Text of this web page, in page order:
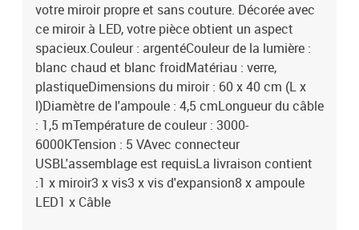
votre miroir propre et sans couture. Décorée avec
ce miroir à LED, votre pièce obtient un aspect
spacieux.Couleur : argentéCouleur de la lumière :
blanc chaud et blanc froidMatériau : verre,
plastiqueDimensions du miroir : 60 x 40 cm (L x
l)Diamètre de l'ampoule : 4,5 cmLongueur du câble
: 1,5 mTempérature de couleur : 3000-
6000KTension : 5 VAvec connecteur
USBL'assemblage est requisLa livraison contient
:1 x miroir3 x vis3 x vis d'expansion8 x ampoule
LED1 x Câble